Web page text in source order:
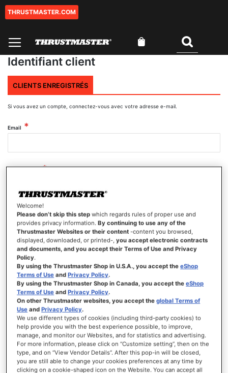
Aller
THRUSTMASTER.COM
Identifiant client
CLIENTS ENREGISTRÉS
Si vous avez un compte, connectez-vous avec votre adresse e-mail.
Email
Afficher le mot de passe
SE CONNECTER
Mot de passe oublié ?
NOUVEAUX CLIENTS
Créer un compte a de nombreux avantages : commander plus rapidement, enregistrer
plusieurs adresses, suivre vos commandes et plus encore.
Welcome!
Please don’t skip this step which regards rules of proper use and
provides privacy information.By continuing to use any of the
Thrustmaster Websites or their content -content you browsed,
displayed, downloaded, or printed-,you accept electronic contracts
and documents, and you accept their Terms of Use and Privacy
Policy.
By using the Thrustmaster Shop in U.S.A., you accept theeShop
Terms of Use andPrivacy Policy.
By using the Thrustmaster Shop in Canada, you accept theeShop
Terms of Use andPrivacy Policy.
On other Thrustmaster websites, you accept theglobal Terms of
Use andPrivacy Policy.
We use different types of cookies (including third-party cookies) to
help provide you with the best experience possible, to improve,
manage, and monitor our Websites, and for statistics and advertising.
For more information, please click on “Customize setting”, then on the
type, and on “View Vendor Details”. After this pop-in will be closed,
you are still able to change your cookies preferences at any time by
clicking on a cookie-shaped icon on the Website. You can accept all